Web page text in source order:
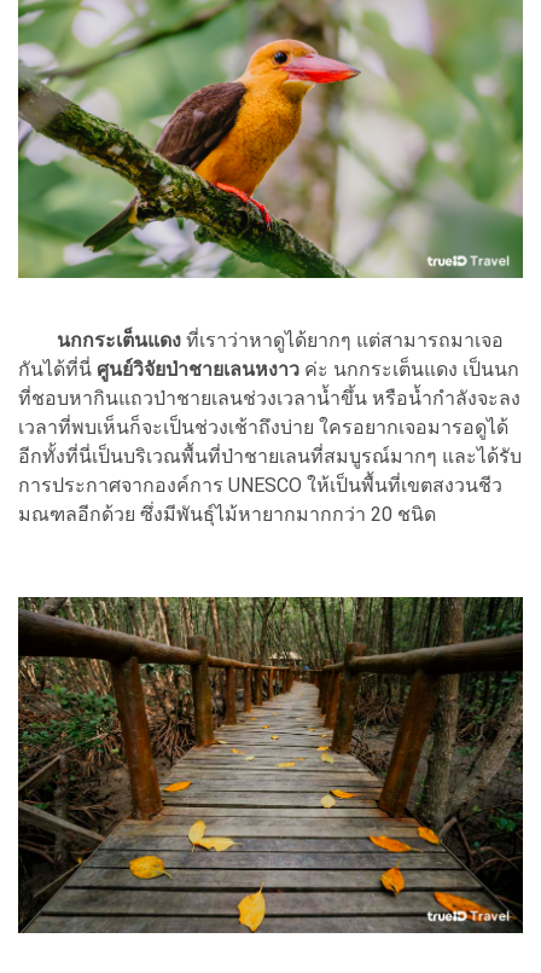
นกกระเต็นแดง ที่เราว่าหาดูได้ยากๆ แต่สามารถมาเจอ
กันได้ที่นี่ ศูนย์วิจัยป่าชายเลนหงาว ค่ะ นกกระเต็นแดง เป็นนก
ที่ชอบหากินแถวป่าชายเลนช่วงเวลาน้ำขึ้น หรือน้ำกำลังจะลง
เวลาที่พบเห็นก็จะเป็นช่วงเช้าถึงบ่าย ใครอยากเจอมารอดูได้
อีกทั้งที่นี่เป็นบริเวณพื้นที่ป่าชายเลนที่สมบูรณ์มากๆ และได้รับ
การประกาศจากองค์การ UNESCO ให้เป็นพื้นที่เขตสงวนชีว
มณฑลอีกด้วย ซึ่งมีพันธุ์ไม้หายากมากกว่า 20 ชนิด